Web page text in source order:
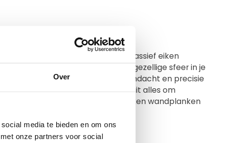
Over
media te bieden en om ons
onze partners voor social
ontzettend lang mee. Onze massief eiken
brengen ze een warme, gezellige sfeer in je
brengen we met veel aandacht en precisie
Bij Meubelzwagerij draait alles om
en praktisch. Ons doel? Eiken wandplanken